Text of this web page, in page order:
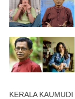
KERALA KAUMUDI